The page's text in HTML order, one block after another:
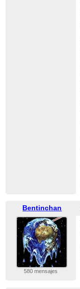
Bentinchan
580 mensajes